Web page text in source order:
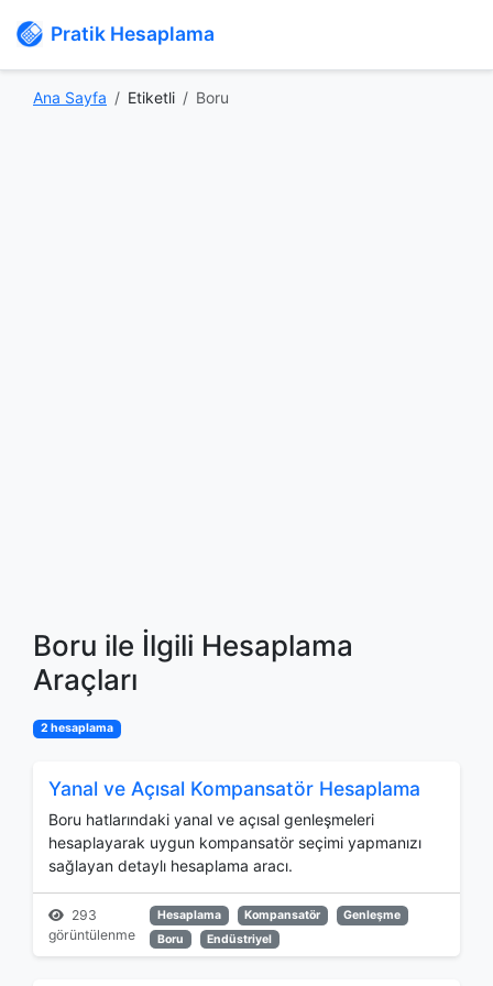
Pratik Hesaplama
Ana Sayfa Etiketli Boru
Boru ile İlgili Hesaplama
Araçları
2 hesaplama
Yanal ve Açısal Kompansatör Hesaplama
Boru hatlarındaki yanal ve açısal genleşmeleri
hesaplayarak uygun kompansatör seçimi yapmanızı
sağlayan detaylı hesaplama aracı.
293
görüntülenme
Hesaplama Kompansatör
Genleşme
Boru
Endüstriyel